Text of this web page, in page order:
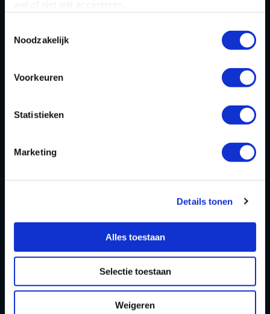
Noodzakelijk
Voorkeuren
Statistieken
Marketing
Details tonen
Alles toestaan
Selectie toestaan
Weigeren
Indien nodig: voorkeursdatum uitje
Bericht